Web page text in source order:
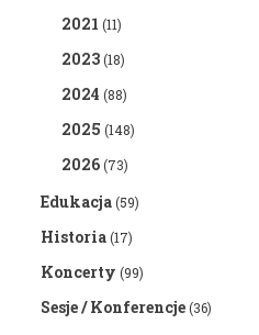
2021 (11)
2023(18)
2024 (88)
2025 (148)
2026(73)
Edukacja(59)
Historia(17)
Koncerty (99)
Sesje / Konferencje(36)